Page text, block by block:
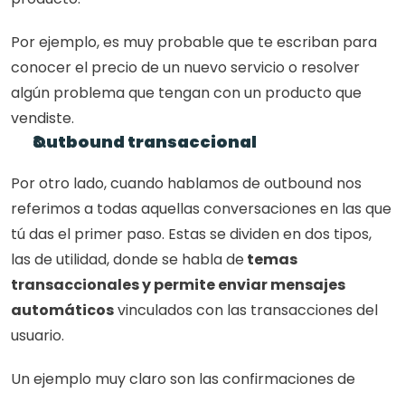
Por ejemplo, es muy probable que te escriban para
conocer el precio de un nuevo servicio o resolver
algún problema que tengan con un producto que
vendiste.
Outbound transaccional
Por otro lado, cuando hablamos de outbound nos
referimos a todas aquellas conversaciones en las que
tú das el primer paso. Estas se dividen en dos tipos,
las de utilidad, donde se habla de temas
transaccionales y permite enviar mensajes
automáticos vinculados con las transacciones del
usuario.
Un ejemplo muy claro son las confirmaciones de